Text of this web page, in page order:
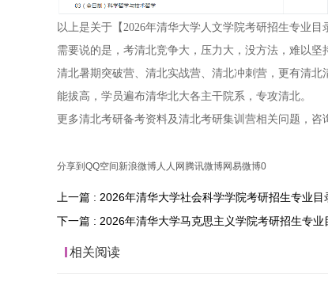
以上是关于【2026年清华大学人文学院考研招生专业
需要说的是，考清北竞争大，压力大，没方法，难以
清北暑期突破营、清北实战营、清北冲刺营，更有清
能拔高，学员遍布清华北大各主干院系，专攻清北。
更多清北考研备考资料及清北考研集训营相关问题，咨
分享到 QQ空间 新浪微博人人网 腾讯微博网易微博0
上一篇 : 2026年清华大学社会科学学院考研招生专业目
下一篇 : 2026年清华大学马克思主义学院考研招生专业
相关阅读